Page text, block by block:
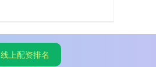
线上配资排名